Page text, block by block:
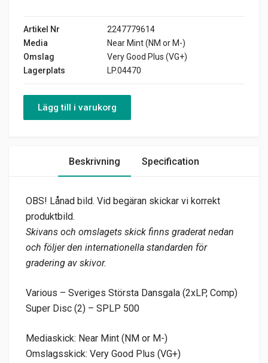
Artikel Nr
2247779614
Media
Near Mint (NM or M-)
Omslag
Very Good Plus (VG+)
Lagerplats
LP.04470
Lägg till i varukorg
Beskrivning Specification
OBS! Lånad bild. Vid begäran skickar vi korrekt
produktbild.
Skivans och omslagets skick finns graderat nedan
och följer den internationella standarden för
gradering av skivor.
Various – Sveriges Största Dansgala (2xLP, Comp)
Super Disc (2) – SPLP 500
Mediaskick: Near Mint (NM or M-)
Omslagsskick: Very Good Plus (VG+)